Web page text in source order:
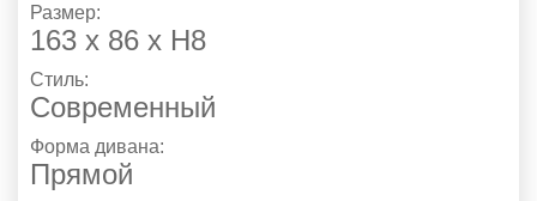
Размер:
163 х 86 х Н8
Стиль:
Современный
Форма дивана:
Прямой